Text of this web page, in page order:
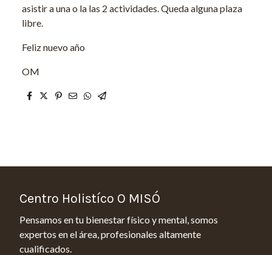
asistir a una o la las 2 actividades. Queda alguna plaza
libre.
Feliz nuevo año
OM
Centro Holistíco O MISÓ
Pensamos en tu bienestar físico y mental, somos
expertos en el área, profesionales altamente
cualificados.